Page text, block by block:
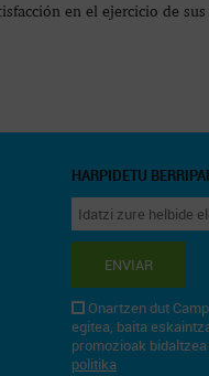
en el ejercicio de sus
HARPIDETU
ENVIAR
Onartzen dut
egitea, baita
promozioak bidaltzea
politika